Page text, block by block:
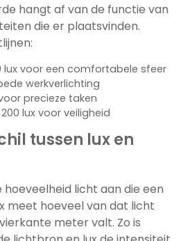
hangt af van de functie van
die er plaatsvinden.
lux voor een comfortabele sfeer
werkverlichting
precieze taken
lux voor veiligheid
tussen lux en
licht aan die een
meet hoeveel van dat licht
meter valt. Zo is